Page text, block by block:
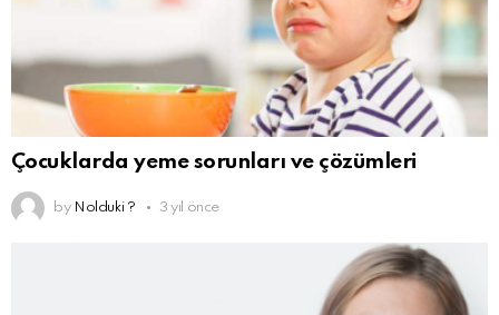
Çocuklarda yeme sorunları ve çözümleri
by Nolduki ? 3 yıl önce